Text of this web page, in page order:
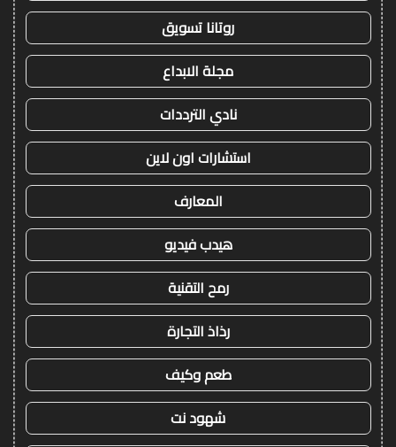
روتانا تسويق
مجلة الابداع
نادي الترددات
استشارات اون لاين
المعارف
هيدب فيديو
رمح التقنية
رذاذ التجارة
طعم وكيف
شهود نت